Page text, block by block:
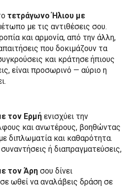
τετράγωνο Ήλιου με
με τις αντιθέσεις σου.
και αρμονία, από την άλλη,
που δοκιμάζουν τα
και κράτησε ήπιους
είναι προσωρινό — αύριο η
τον Ερμή ενισχύει την
και ανωτέρους, βοηθώντας
διπλωματία και καθαρότητα.
ή διαπραγματεύσεις,
τον Άρη σου δίνει
ωθεί να αναλάβεις δράση σε